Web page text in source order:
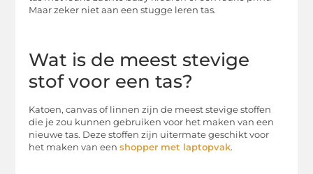
Maar zeker niet aan een stugge leren tas.
Wat is de meest stevige
stof voor een tas?
Katoen, canvas of linnen zijn de meest stevige stoffen
die je zou kunnen gebruiken voor het maken van een
nieuwe tas. Deze stoffen zijn uitermate geschikt voor
het maken van eenshopper met laptopvak.